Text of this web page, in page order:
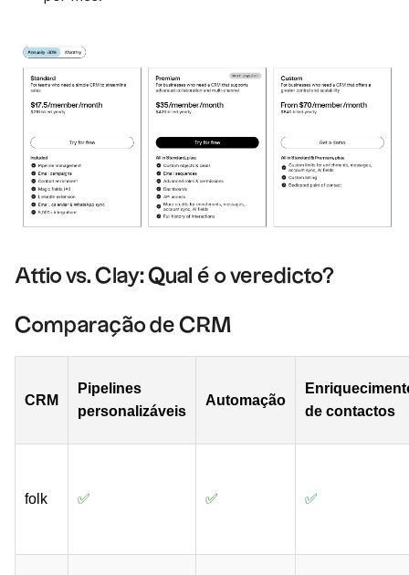
Attio vs. Clay: Qual é o veredicto?
Comparação de CRM
CRM
Pipelines
personalizáveis
Automação
de contactos
folk ✅ ✅ ✅